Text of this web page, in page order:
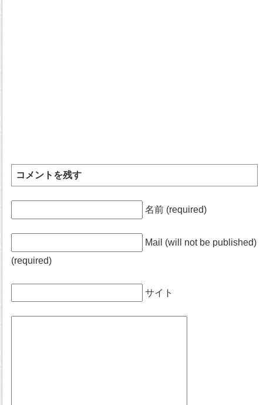
コメントを残す
名前 (required)
Mail (will not be published)
(required)
サイト